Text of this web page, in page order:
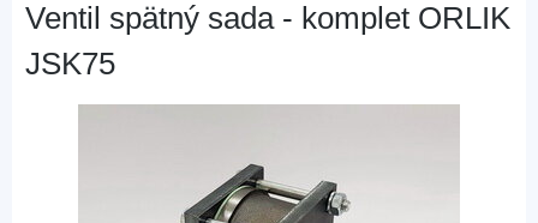
Ventil spätný sada - komplet ORLIK
JSK75